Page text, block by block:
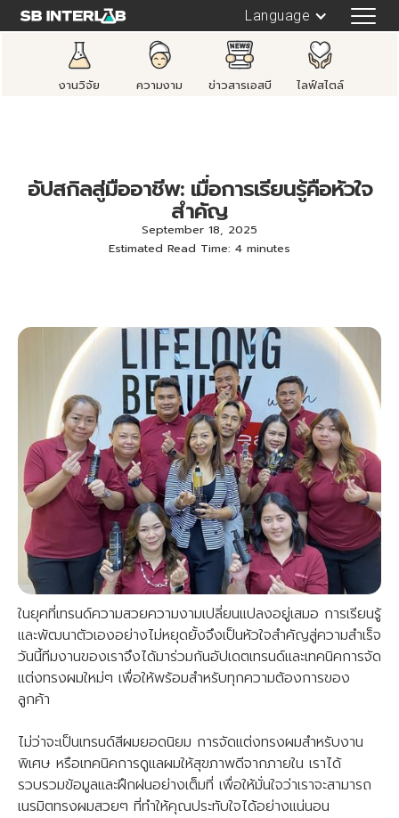
Language
งานวิจัย ความงาม ข่าวสารเอสบี ไลฟ์สไตล์
อัปสกิลสู่มืออาชีพ: เมื่อการเรียนรู้คือหัวใจ
สำคัญ
September 18, 2025
Estimated Read Time: 4 minutes
ในยุคที่เทรนด์ความสวยความงามเปลี่ยนแปลงอยู่เสมอ การเรียนรู้
และพัฒนาตัวเองอย่างไม่หยุดยั้งจึงเป็นหัวใจสำคัญสู่ความสำเร็จ
วันนี้ทีมงานของเราจึงได้มาร่วมกันอัปเดตเทรนด์และเทคนิคการจัด
แต่งทรงผมใหม่ๆ เพื่อให้พร้อมสำหรับทุกความต้องการของ
ลูกค้า
ไม่ว่าจะเป็นเทรนด์สีผมยอดนิยม การจัดแต่งทรงผมสำหรับงาน
พิเศษ หรือเทคนิคการดูแลผมให้สุขภาพดีจากภายใน เราได้
รวบรวมข้อมูลและฝึกฝนอย่างเต็มที่ เพื่อให้มั่นใจว่าเราจะสามารถ
เนรมิตทรงผมสวยๆ ที่ทำให้คุณประทับใจได้อย่างแน่นอน